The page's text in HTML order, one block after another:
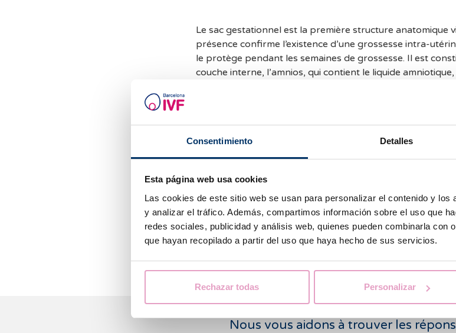
Consentimiento Detalles
Esta página web usa cookies
Las cookies de este sitio web se usan para personalizar el contenido y
y analizar el tráfico. Además, compartimos información sobre el uso que
redes sociales, publicidad y análisis web, quienes pueden combinarla con
que hayan recopilado a partir del uso que haya hecho de sus servicios.
Rechazar todas Personalizar
Le sac gestationnel est la première structure anatomique
présence confirme l’existence d’une grossesse intra-
le protège pendant les semaines de grossesse. Il est
couche interne, l’amnios, qui contient le liquide
est généralement visible à la 5ᵉ semaine de grossesse,
une semaine supplémentaire pour être certain du
Lors de l’examen échographique, on observe une image
(sombre) entourée d’un halo échogène (blanc) situé à
La présence du sac gestationnel dans l’utérus confirme
ectopique, c’est-à-dire qu’elle ne s’est pas développée en
forme peuvent en outre fournir des informations sur
Nous vous aidons à trouver les